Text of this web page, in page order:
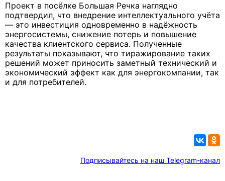
Проект в посёлке Большая Речка наглядно
подтвердил, что внедрение интеллектуального учёта
— это инвестиция одновременно в надёжность
энергосистемы, снижение потерь и повышение
качества клиентского сервиса. Полученные
результаты показывают, что тиражирование таких
решений может приносить заметный технический и
экономический эффект как для энергокомпании, так
и для потребителей.
Подписывайтесь на наш Telegram-канал